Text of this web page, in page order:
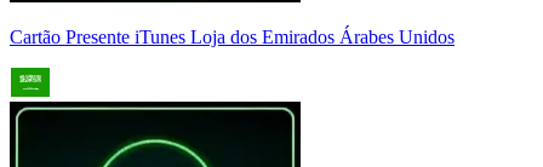
Cartão Presente iTunes Loja dos Emirados Árabes Unidos